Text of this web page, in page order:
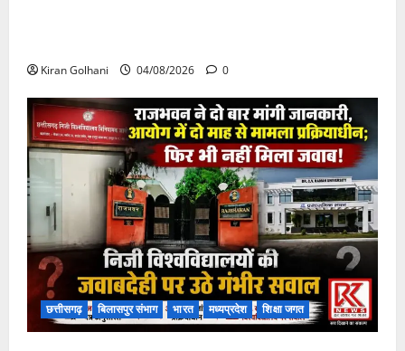
Kiran Golhani 04/08/2026 0
छत्तीसगढ़ बिलासपुर संभाग भारत मध्यप्रदेश शिक्षा जगत